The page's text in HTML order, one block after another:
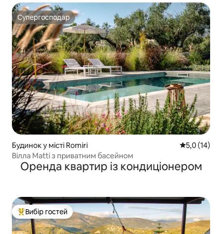
Супергосподар
Супергосподар
Будинок у місті Romiri Середня
5,0 (14)
Вілла Matti з приватним басейном
Оренда квартир із кондиціонером
Топ вибір гостей
Вибір гостей